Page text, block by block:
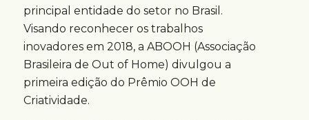
principal entidade do setor no Brasil.
Visando reconhecer os trabalhos
inovadores em 2018, a ABOOH (Associação
Brasileira de Out of Home) divulgou a
primeira edição do Prêmio OOH de
Criatividade.